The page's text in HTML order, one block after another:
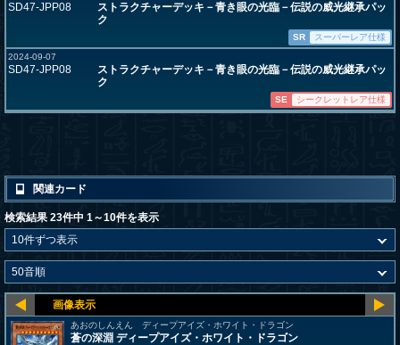
SD47-JPP08
ストラクチャーデッキ－青き眼の光臨－伝説の威光継承パッ
ク
SR
スーパーレア仕様
2024-09-07
SD47-JPP08
ストラクチャーデッキ－青き眼の光臨－伝説の威光継承パッ
ク
SE シークレットレア仕様
関連カード
検索結果 23件中 1～10件を表示
あおのしんえん ディープアイズ・ホワイト・ドラゴン
蒼の深淵 ディープアイズ・ホワイト・ドラゴン